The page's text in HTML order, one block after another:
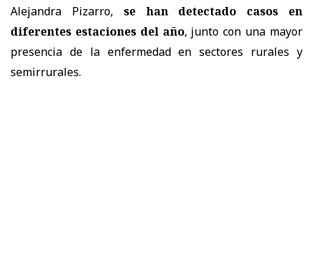
Alejandra Pizarro, se han detectado casos en
diferentes estaciones del año, junto con una mayor
presencia de la enfermedad en sectores rurales y
semirrurales.